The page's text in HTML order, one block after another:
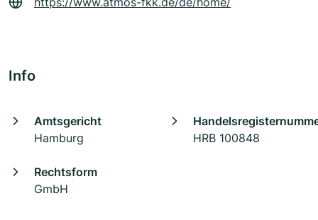
Info
Amtsgericht
Hamburg
HRB 100848
Rechtsform
GmbH